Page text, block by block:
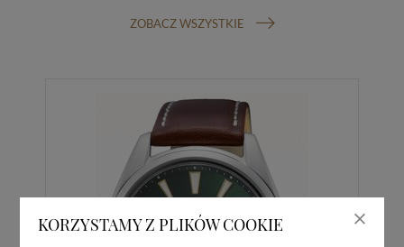
KORZYSTAMY Z PLIKÓW COOKIE
ZOBACZ WSZYSTKIE